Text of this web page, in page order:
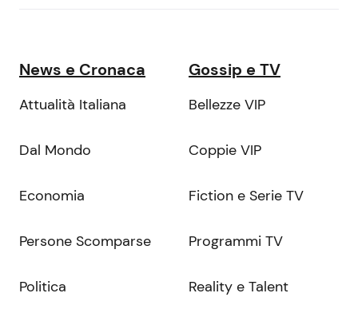
News e Cronaca
Attualità Italiana
Dal Mondo
Economia
Persone Scomparse
Politica
Gossip e TV
Bellezze VIP
Coppie VIP
Fiction e Serie TV
Programmi TV
Reality e Talent